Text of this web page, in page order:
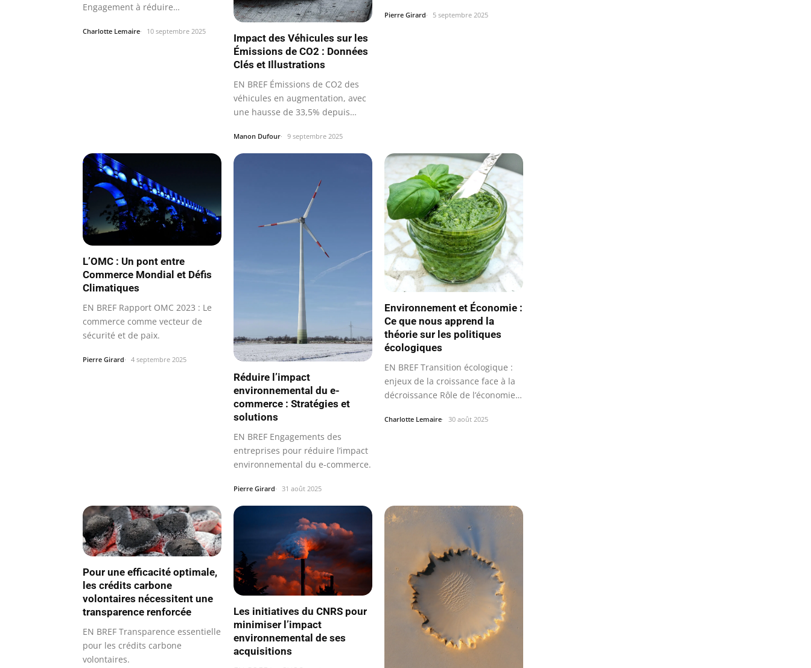
Engagement à réduire
Charlotte Lemaire 10 septembre 2025
Impact des Véhicules sur les
Émissions de CO2 : Données
Clés et Illustrations
EN BREF Émissions de CO2 des
véhicules en augmentation, avec
une hausse de 33,5% depuis
Manon Dufour 9 septembre 2025
Pierre Girard 5 septembre 2025
L’OMC : Un pont entre
Commerce Mondial et Défis
Climatiques
EN BREF Rapport OMC 2023 : Le
commerce comme vecteur de
sécurité et de paix.
Pierre Girard 4 septembre 2025
Réduire l’impact
environnemental du e-
commerce : Stratégies et
solutions
EN BREF Engagements des
entreprises pour réduire l’impact
environnemental du e-commerce.
Pierre Girard 31 août 2025
Environnement et Économie :
Ce que nous apprend la
théorie sur les politiques
écologiques
EN BREF Transition écologique :
enjeux de la croissance face à la
décroissance Rôle de l’économie…
Charlotte Lemaire 30 août 2025
Pour une efficacité optimale,
les crédits carbone
volontaires nécessitent une
transparence renforcée
EN BREF Transparence essentielle
pour les crédits carbone
volontaires.
Les initiatives du CNRS pour
minimiser l’impact
environnemental de ses
acquisitions